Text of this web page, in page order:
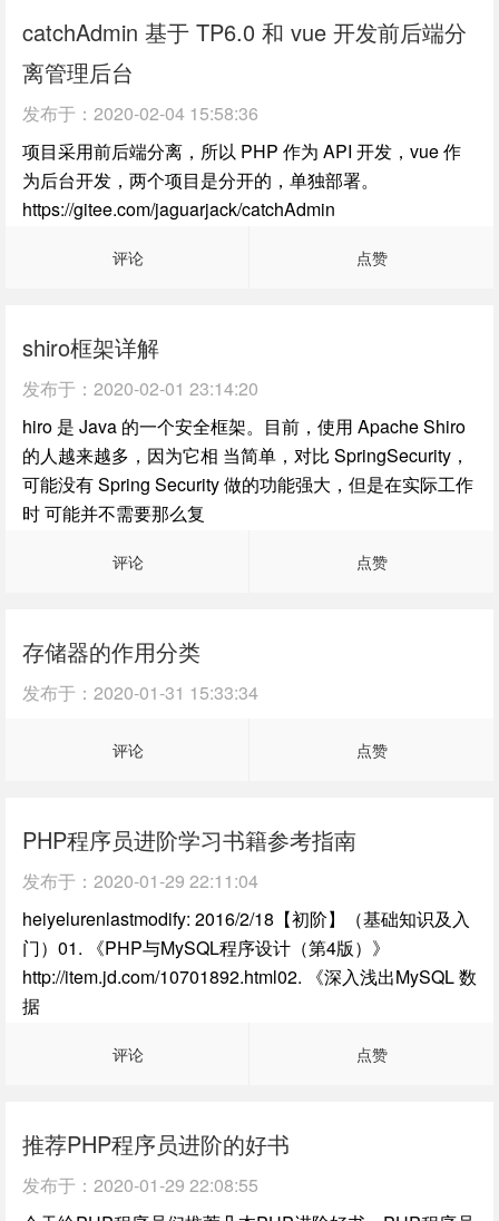
catchAdmin 基于 TP6.0 和 vue 开发前后端分
离管理后台
发布于： 2020-02-04 15:58:36
项目采用前后端分离，所以 PHP 作为 API 开发，vue 作
为后台开发，两个项目是分开的，单独部署。
https://gitee.com/jaguarjack/catchAdmin
评论 点赞
shiro框架详解
发布于： 2020-02-01 23:14:20
hiro 是 Java 的一个安全框架。目前，使用 Apache Shiro
的人越来越多，因为它相 当简单，对比 SpringSecurity，
可能没有 Spring Security 做的功能强大，但是在实际工作
时 可能并不需要那么复
评论 点赞
存储器的作用分类
发布于： 2020-01-31 15:33:34
评论 点赞
PHP程序员进阶学习书籍参考指南
发布于： 2020-01-29 22:11:04
heiyelurenlastmodify: 2016/2/18【初阶】（基础知识及入
门）01. 《PHP与MySQL程序设计（第4版）》
http://item.jd.com/10701892.html02. 《深入浅出MySQL 数
据
评论 点赞
推荐PHP程序员进阶的好书
发布于： 2020-01-29 22:08:55